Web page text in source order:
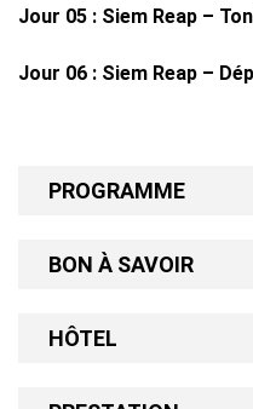
Jour 05 : Siem Reap –
Jour 06 : Siem Reap –
PROGRAMME
BON À SAVOIR
HÔTEL